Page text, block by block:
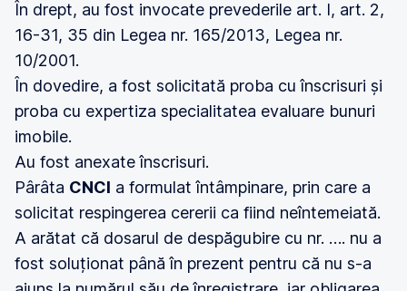
În drept, au fost invocate prevederile art. I, art. 2,
16-31, 35 din Legea nr. 165/2013, Legea nr.
10/2001.
În dovedire, a fost solicitată proba cu înscrisuri și
proba cu expertiza specialitatea evaluare bunuri
imobile.
Au fost anexate înscrisuri.
Pârâta CNCI a formulat întâmpinare, prin care a
solicitat respingerea cererii ca fiind neîntemeiată.
A arătat că dosarul de despăgubire cu nr. …. nu a
fost soluționat până în prezent pentru că nu s-a